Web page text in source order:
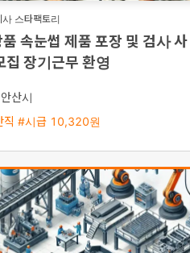
사 스타팩토리
속눈썹 제품 포장 및 검사 사
집 장기근무 환영
산시
직 #시급 10,320원